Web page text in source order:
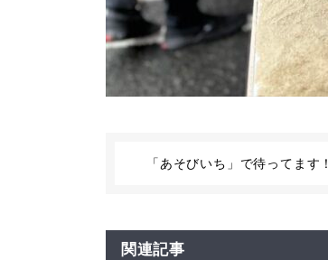
「あそびいち」で待ってます！
関連記事